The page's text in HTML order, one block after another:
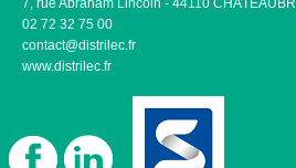
7, rue Abraham Lincoln - 44110
02 72 32 75 00
contact@distrilec.fr
www.distrilec.fr